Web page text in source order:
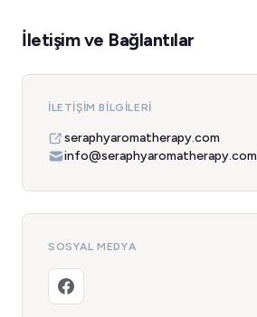
İletişim ve Bağlantılar
İLETIŞIM BILGILERI
seraphyaromatherapy.com
info@seraphyaromatherapy.com
SOSYAL MEDYA